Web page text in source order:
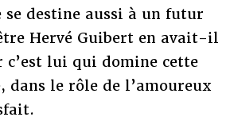
destine aussi à un futur
Hervé Guibert en avait-il
c’est lui qui domine cette
dans le rôle de l’amoureux